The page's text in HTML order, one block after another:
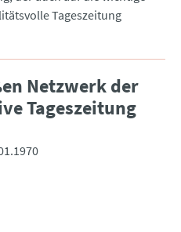
Tageszeitung
Netzwerk der
Tageszeitung